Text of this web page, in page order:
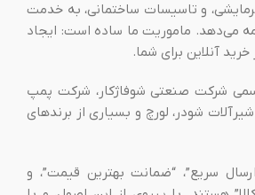
و تاسیسات ساختمانی، به خدمت
می‌دهد. ماموریت ما ساده است: ایجاد
آنلاین برای شما.
رسمی شرکت صنعتی شوفاژکار، شرکت پمپ
شیرآلات شودر، لورچ و بسیاری از برندهای
سریع”، “ضمانت بهترین قیمت”، و